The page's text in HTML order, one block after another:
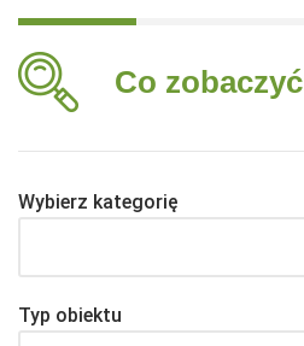
Co zobaczyć
Wybierz kategorię
Typ obiektu